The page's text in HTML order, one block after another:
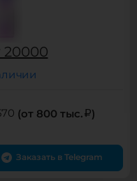
20000
(от 800 тыс. )
Заказать в Telegram